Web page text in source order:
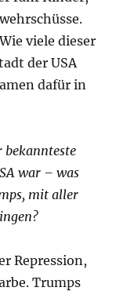
viele dieser
der USA
dafür in
bekannteste
war – was
mit aller
Repression,
Trumps